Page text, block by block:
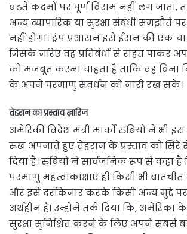
बढ़ते कदमों पर पूर्ण विराम नहीं लग जाता,
अन्य व्यापारिक या सुरक्षा संबंधी समझौते
नहीं होगा। ट्रंप प्रशासन इसे ईरान की एक
जिसके जरिए वह प्रतिबंधों से राहत पाकर
को मजबूत करना चाहता है ताकि वह बिना
के अपने परमाणु संवर्धन को जारी रख सके।
तेहरान का प्रस्ताव ख़ारिज
अमेरिकी विदेश मंत्री मार्को रुबियो ने भी
रुख अपनाते हुए तेहरान के प्रस्ताव को सिरे
दिया है। रुबियो ने सार्वजनिक रूप से कहा है
परमाणु महत्वाकांक्षाएं ही किसी भी बातचीत
और इसे दरकिनार करके किसी अन्य मुद्दे पर
अर्थहीन है। उन्होंने तर्क दिया कि, अमेरिका
सुरक्षा सुनिश्चित करने के लिए अपने सबसे